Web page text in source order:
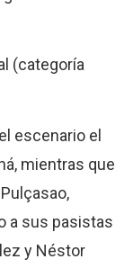
(categoría
escenario el
mientras que
a sus pasistas
y Néstor